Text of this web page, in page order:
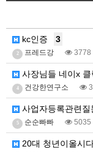
kc인증 3
2 프레드강 3778
사장님들 네이x 클
4 건강한연구소
사업자등록관련질
5 순순빠빠 5035
20대 청년이올시